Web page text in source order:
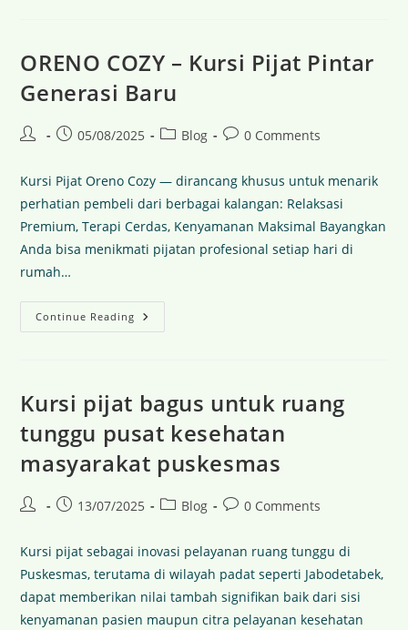
ORENO COZY – Kursi Pijat Pintar
Generasi Baru
05/08/2025 Blog 0 Comments
Kursi Pijat Oreno Cozy — dirancang khusus untuk menarik
perhatian pembeli dari berbagai kalangan: Relaksasi
Premium, Terapi Cerdas, Kenyamanan Maksimal Bayangkan
Anda bisa menikmati pijatan profesional setiap hari di
rumah…
Continue Reading
Kursi pijat bagus untuk ruang
tunggu pusat kesehatan
masyarakat puskesmas
13/07/2025 Blog 0 Comments
Kursi pijat sebagai inovasi pelayanan ruang tunggu di
Puskesmas, terutama di wilayah padat seperti Jabodetabek,
dapat memberikan nilai tambah signifikan baik dari sisi
kenyamanan pasien maupun citra pelayanan kesehatan